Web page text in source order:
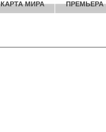
КАРТА МИРА ПРЕМЬЕРА